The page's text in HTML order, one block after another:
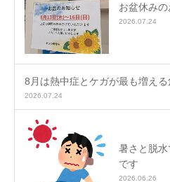
お盆休み
2026.07.24
8月は熱中症とケガが最も増え
2026.07.24
暑さと脱
です
2026.06.26